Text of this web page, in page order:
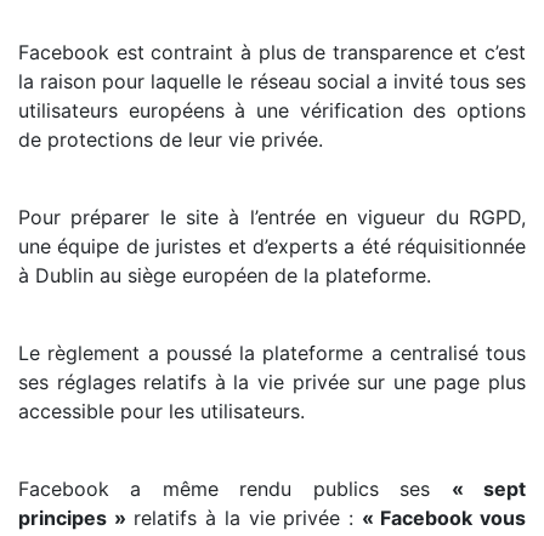
Facebook est contraint à plus de transparence et c’est
la raison pour laquelle le réseau social a invité tous ses
utilisateurs européens à une vérification des options
de protections de leur vie privée.
Pour préparer le site à l’entrée en vigueur du RGPD,
une équipe de juristes et d’experts a été réquisitionnée
à Dublin au siège européen de la plateforme.
Le règlement a poussé la plateforme a centralisé tous
ses réglages relatifs à la vie privée sur une page plus
accessible pour les utilisateurs.
Facebook a même rendu publics ses « sept
principes » relatifs à la vie privée : « Facebook vous